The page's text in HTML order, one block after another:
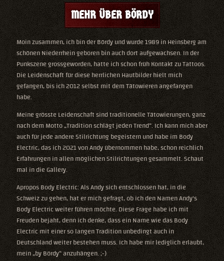
MEHR ÜBER BÖRDY
Moin zusammen, ich bin der Bördy und wurde 1989 in Heinsberg am
schönen Niederrhein geboren bin auch dort aufgewachsen. In der
Punkszene grossgeworden, hatte ich schon früh Kontakt zu Tattoos.
Die Leidenschaft für diese herrlichen Hautbilder hielt mich
gefangen, bis ich 2012 selbst mit dem Tätowieren angefangen
habe.
Meine grösste Leidenschaft sind traditionelle Tätowierungen, ganz
nach dem Motto „Tradition schlägt jeden Trend“. Ich kann mich aber
auch für jede andere Stilrichtung begeistern und habe im Body
Electric, das ich 2021 von Andy übernommen habe, schon reichlich
Erfahrungen in allen möglichen Stilrichtungen gesammelt. Schaut
mal in die Gallery.
Apropos Body Electric: Als Andy sich entschlossen hat, in die
Schweiz zu gehen, hat er mich gefragt, ob ich den Namen Andy's
Body Electric weiter führen möchte. Diese Frage habe ich mit
Freuden bejaht, denn ich denke, dass ein Name wie das Body
Electric mit einer so langen Tradition unbedingt auch in
Deutschland weiter bestehen muss. Ich habe mir lediglich erlaubt,
mein „by Bördy“ anzuhängen. ;-)